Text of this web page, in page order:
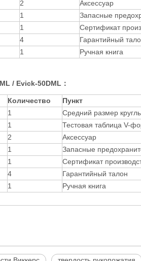
2 Аксессуар
1 Запасные
1 Сертификат
4 Гарантийный
1 Ручная книга
/ Evick-50DML ：
Количество Пункт
1 Средний размер
1 Тестовая таблица V-
2 Аксессуар
1 Запасные
1 Сертификат
4 Гарантийный талон
1 Ручная книга